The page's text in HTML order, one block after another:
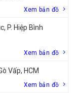
Xem bản đồ
P. Hiệp Bình
Xem bản đồ
Vấp, HCM
Xem bản đồ